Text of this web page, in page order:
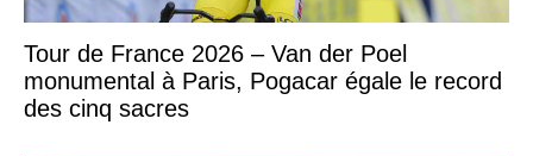
Tour de France 2026 – Van der Poel
monumental à Paris, Pogacar égale le record
des cinq sacres